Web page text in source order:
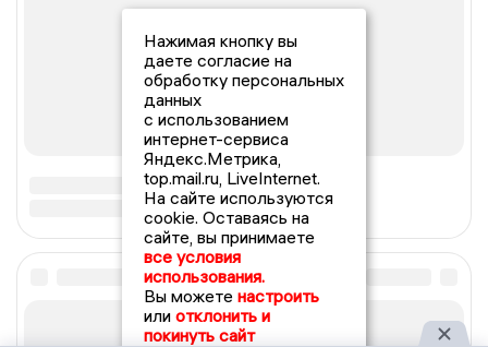
Нажимая кнопку вы
даете согласие на
обработку персональных
данных
с использованием
интернет-сервиса
Яндекс.Метрика,
top.mail.ru, LiveInternet.
На сайте используются
cookie. Оставаясь на
сайте, вы принимаете
все условия
использования.
Вы можете настроить
или отклонить и
покинуть сайт